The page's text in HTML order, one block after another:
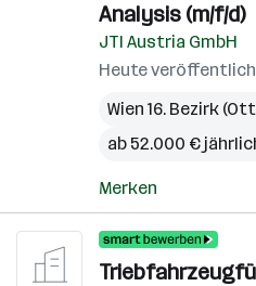
Analysis (m/f/d)
JTI Austria GmbH
Heute
Wien 16. Bezirk
ab 52.000 €
Merken